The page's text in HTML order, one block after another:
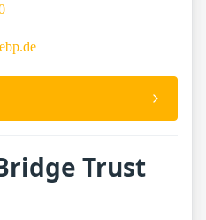
Trust